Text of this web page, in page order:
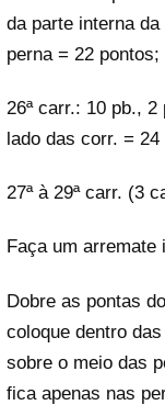
da parte interna
perna = 22 pontos;
26ª carr.: 10 pb.,
lado das corr. = 24
27ª à 29ª carr. (3
Faça um arremate
Dobre as pontas
coloque dentro
sobre o meio das
fica apenas nas